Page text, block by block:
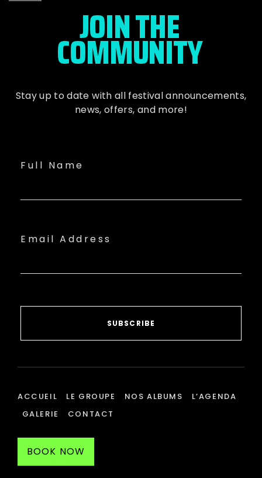
JOIN THE
COMMUNITY
Stay up to date with all festivalannouncements,
news, offers, and more!
Full Name
Email Address
SUBSCRIBE
ACCUEIL LE GROUPE NOS ALBUMS
L’AGENDA
GALERIE
CONTACT
BOOK NOW